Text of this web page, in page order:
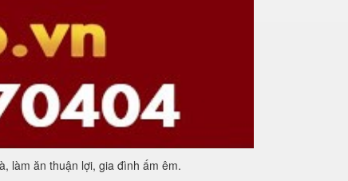
làm ăn thuận lợi, gia đình ấm êm.